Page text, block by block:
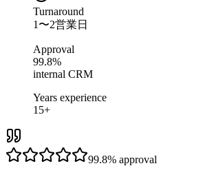
Turnaround
1〜2営業日
Approval
99.8%
internal CRM
Years experience
15+
99.8% approval